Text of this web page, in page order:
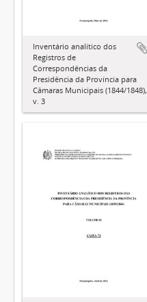
Inventário analítico dos
Registros de
Correspondências da
Presidência da Província para
Câmaras Municipais (1844/1848),
v. 3